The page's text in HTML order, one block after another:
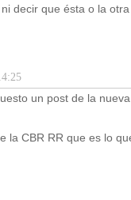
decir que ésta o la otra
un post de la nueva
la CBR RR que es lo